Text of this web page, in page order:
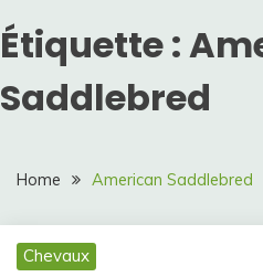
Étiquette :
Saddlebred
Home American Saddlebred
Chevaux